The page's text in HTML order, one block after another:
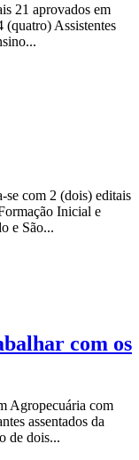
21 aprovados em
Assistentes
com 2 (dois) editais
Inicial e
e São...
com os
Agropecuária com
assentados da
de dois...